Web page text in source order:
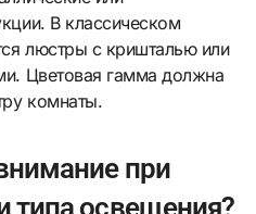
В классическом
люстры с кришталью или
Цветовая гамма должна
комнаты.
при